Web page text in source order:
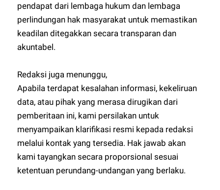
pendapat dari lembaga hukum dan lembaga
perlindungan hak masyarakat untuk memastikan
keadilan ditegakkan secara transparan dan
akuntabel.
Redaksi juga menunggu,
Apabila terdapat kesalahan informasi, kekeliruan
data, atau pihak yang merasa dirugikan dari
pemberitaan ini, kami persilakan untuk
menyampaikan klarifikasi resmi kepada redaksi
melalui kontak yang tersedia. Hak jawab akan
kami tayangkan secara proporsional sesuai
ketentuan perundang-undangan yang berlaku.